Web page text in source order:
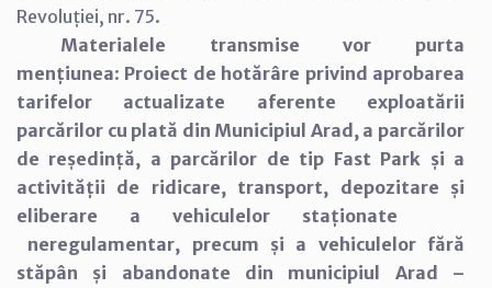
Revoluției, nr. 75.
Materialele transmise vor purta
mențiunea: Proiect de hotărâre privind aprobarea
tarifelor actualizate aferente exploatării
parcărilor cu plată din Municipiul Arad, a parcărilor
de reședință, a parcărilor de tip Fast Park și a
activității de ridicare, transport, depozitare și
eliberare a vehiculelor staționate
neregulamentar, precum și a vehiculelor fără
stăpân și abandonate din municipiul Arad –